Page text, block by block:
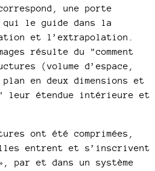
une porte
le guide dans la
et l’extrapolation.
résulte du "comment
(volume d’espace,
en deux dimensions et
leur étendue intérieure et
ont été comprimées,
entrent et s’inscrivent
par et dans un système